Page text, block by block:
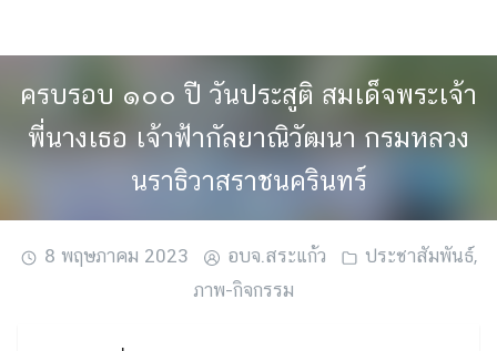
ครบรอบ ๑๐๐ ปี วันประสูติ สมเด็จพระเจ้า
พี่นางเธอ เจ้าฟ้ากัลยาณิวัฒนา กรมหลวง
นราธิวาสราชนครินทร์
8 พฤษภาคม 2023 อบจ.สระแก้ว ประชาสัมพันธ์,
ภาพ-กิจกรรม